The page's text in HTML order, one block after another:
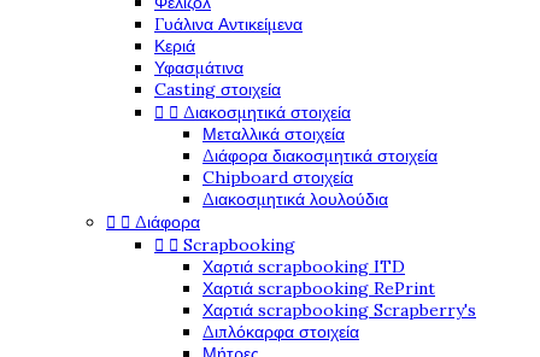
Γυάλινα Αντικείμενα
Κεριά
Υφασμάτινα
Casting στοιχεία
  Διακοσμητικά στοιχεία
Μεταλλικά στοιχεία
Διάφορα διακοσμητικά στοιχεία
Chipboard στοιχεία
Διακοσμητικά λουλούδια
  Διάφορα
  Scrapbooking
Χαρτιά scrapbooking ITD
Χαρτιά scrapbooking RePrint
Χαρτιά scrapbooking Scrapberry's
Διπλόκαρφα στοιχεία